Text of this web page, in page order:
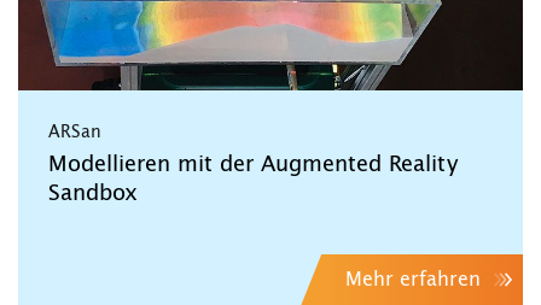
ARSan
Modellieren mit der Augmented Reality
Sandbox
Mehr erfahren